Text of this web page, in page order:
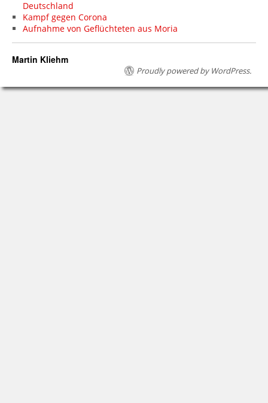
Deutschland
Kampf gegen Corona
Aufnahme von Geflüchteten aus Moria
Martin Kliehm
Proudly powered by WordPress.